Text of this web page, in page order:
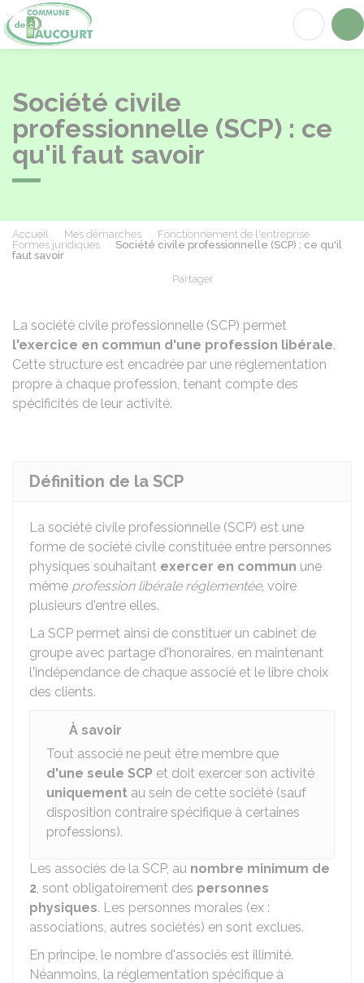
Société civile
professionnelle (SCP) : ce
qu'il faut savoir
Accueil Mes démarches
Fonctionnement de l'entreprise
Formes juridiques
Société civile professionnelle (SCP) : ce qu'il
faut savoir
Partager
La société civile professionnelle (SCP) permet
l'exercice en commun d'une profession libérale.
Cette structure est encadrée par une réglementation
propre à chaque profession, tenant compte des
spécificités de leur activité.
Définition de la SCP
La société civile professionnelle (SCP) est une
forme de société civile constituée entre personnes
physiques souhaitant exercer en commun une
même profession libérale réglementée, voire
plusieurs d'entre elles.
La SCP permet ainsi de constituer un cabinet de
groupe avec partage d'honoraires, en maintenant
l'indépendance de chaque associé et le libre choix
des clients.
À savoir
Tout associé ne peut être membre que
d'une seule SCP et doit exercer son activité
uniquement au sein de cette société (sauf
disposition contraire spécifique à certaines
professions).
Les associés de la SCP, au nombre minimum de
2, sont obligatoirement des personnes
physiques. Les personnes morales (ex :
associations, autres sociétés) en sont exclues.
En principe, le nombre d'associés est illimité.
Néanmoins, la réglementation spécifique à